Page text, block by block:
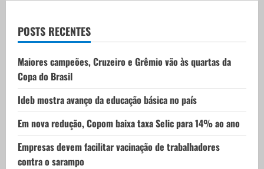
t
i
o
n
POSTS RECENTES
Maiores campeões, Cruzeiro e Grêmio vão às quartas da
Copa do Brasil
Ideb mostra avanço da educação básica no país
Em nova redução, Copom baixa taxa Selic para 14% ao ano
Empresas devem facilitar vacinação de trabalhadores
contra o sarampo